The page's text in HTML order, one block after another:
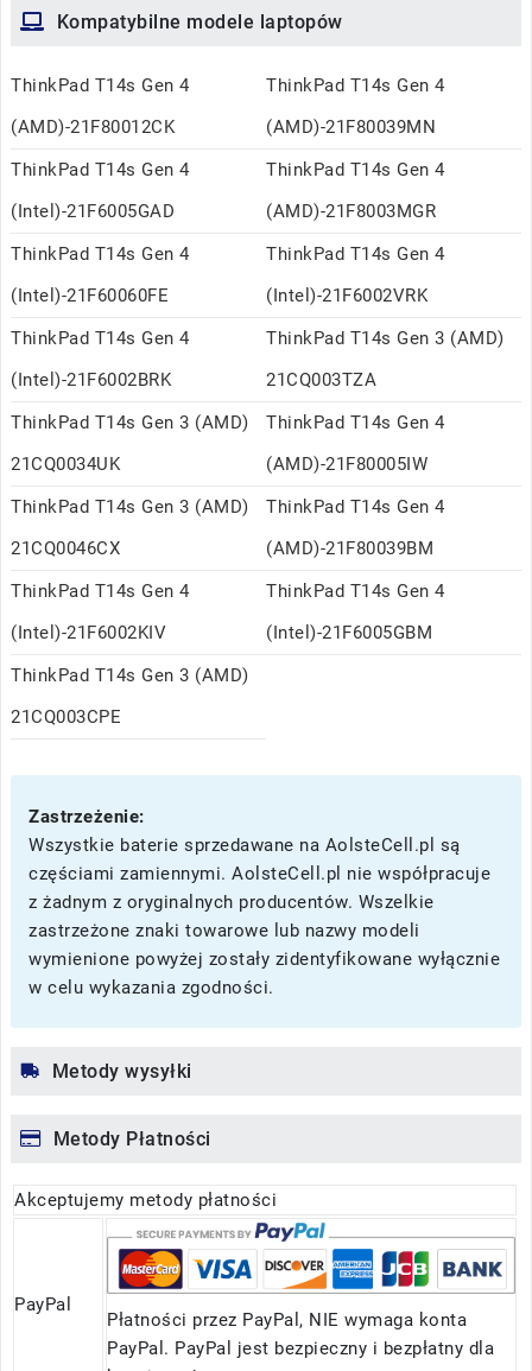
Kompatybilne modele laptopów
ThinkPad T14s Gen 4
(AMD)-21F80012CK
ThinkPad T14s Gen 4
(AMD)-21F80039MN
ThinkPad T14s Gen 4
(Intel)-21F6005GAD
ThinkPad T14s Gen 4
(AMD)-21F8003MGR
ThinkPad T14s Gen 4
(Intel)-21F60060FE
ThinkPad T14s Gen 4
(Intel)-21F6002VRK
ThinkPad T14s Gen 4
(Intel)-21F6002BRK
ThinkPad T14s Gen 3 (AMD)
21CQ003TZA
ThinkPad T14s Gen 3 (AMD)
21CQ0034UK
ThinkPad T14s Gen 4
(AMD)-21F80005IW
ThinkPad T14s Gen 3 (AMD)
21CQ0046CX
ThinkPad T14s Gen 4
(AMD)-21F80039BM
ThinkPad T14s Gen 4
(Intel)-21F6002KIV
ThinkPad T14s Gen 4
(Intel)-21F6005GBM
ThinkPad T14s Gen 3 (AMD)
21CQ003CPE
Zastrzeżenie:
Wszystkie baterie sprzedawane na AolsteCell.pl są
częściami zamiennymi. AolsteCell.pl nie współpracuje
z żadnym z oryginalnych producentów. Wszelkie
zastrzeżone znaki towarowe lub nazwy modeli
wymienione powyżej zostały zidentyfikowane wyłącznie
w celu wykazania zgodności.
Metody wysyłki
Metody Płatności
Akceptujemy metody płatności
PayPal
Płatności przez PayPal, NIE wymaga konta
PayPal. PayPal jest bezpieczny i bezpłatny dla